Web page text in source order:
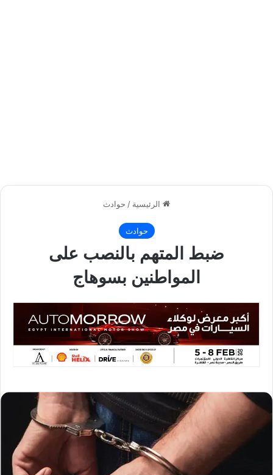
الرئيسية / حوادث
حوادث
ضبط المتهم بالنصب على
المواطنين بسوهاج